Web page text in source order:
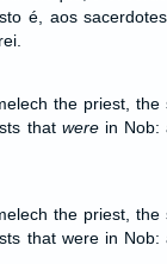
é, aos
the priest, the
that werein Nob:
the priest, the
that were in